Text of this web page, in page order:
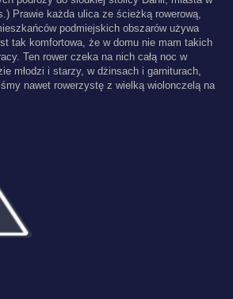
Prawie każda ulica ze ścieżką rowerową,
podmiejskich obszarów używa
tak komfortowa, że w domu nie mam takich
Ten rower czeka na nich całą noc w
młodzi i starzy, w dżinsach i garniturach,
nawet rowerzystę z wielką wiolonczelą na